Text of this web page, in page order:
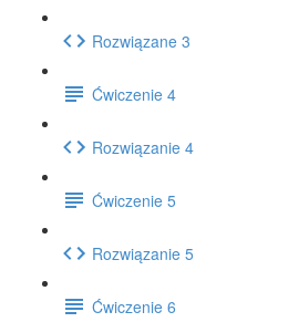
Rozwiązane 3
Ćwiczenie 4
Rozwiązanie 4
Ćwiczenie 5
Rozwiązanie 5
Ćwiczenie 6